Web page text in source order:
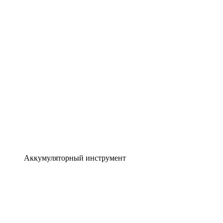
Аккумуляторный инструмент